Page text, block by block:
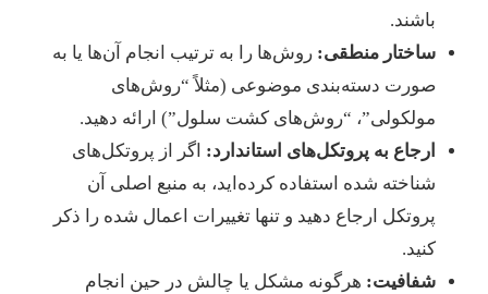
باشند.
ساختار منطقی:روش‌ها را به ترتیب انجام آن‌ها یا به
صورت دسته‌بندی موضوعی (مثلاً “روش‌های
مولکولی”، “روش‌های کشت سلول”) ارائه دهید.
ارجاع به پروتکل‌های استاندارد:اگر از پروتکل‌های
شناخته شده استفاده کرده‌اید، به منبع اصلی آن
پروتکل ارجاع دهید و تنها تغییرات اعمال شده را ذکر
شفافیت:هرگونه مشکل یا چالش در حین انجام